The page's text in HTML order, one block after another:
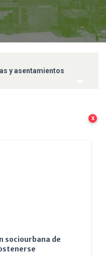
y asentamientos
X
sociourbana de